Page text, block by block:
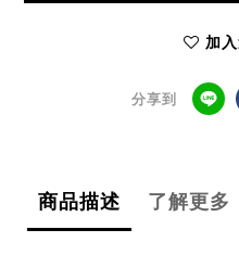
加
分享到
商品描述 了解更多